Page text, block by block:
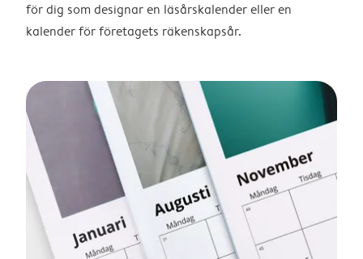
för dig som designar en läsårskalender eller en
kalender för företagets räkenskapsår.